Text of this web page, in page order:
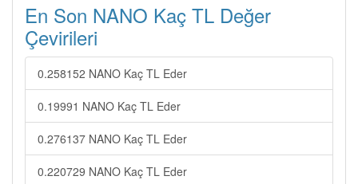
En Son NANO Kaç TL Değer
Çevirileri
0.258152 NANO Kaç TL Eder
0.19991 NANO Kaç TL Eder
0.276137 NANO Kaç TL Eder
0.220729 NANO Kaç TL Eder